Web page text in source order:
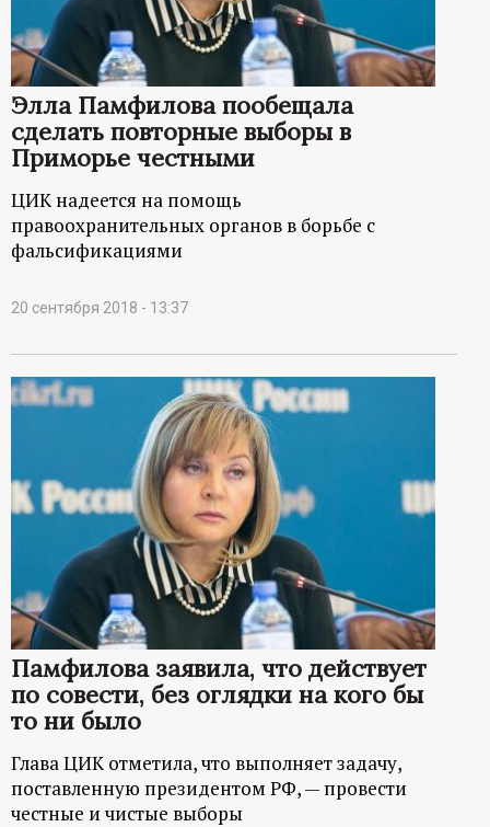
Элла Памфилова пообещала
сделать повторные выборы в
Приморье честными
ЦИК надеется на помощь
правоохранительных органов в борьбе с
фальсификациями
20 сентября 2018 - 13:37
Памфилова заявила, что действует
по совести, без оглядки на кого бы
то ни было
Глава ЦИК отметила, что выполняет задачу,
поставленную президентом РФ, — провести
честные и чистые выборы